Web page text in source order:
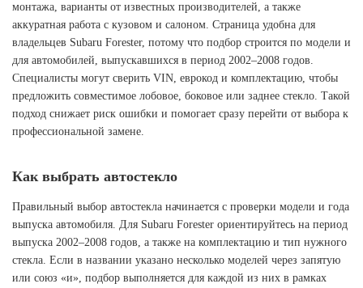
монтажа, варианты от известных производителей, а также
аккуратная работа с кузовом и салоном. Страница удобна для
владельцев Subaru Forester, потому что подбор строится по модели и
для автомобилей, выпускавшихся в период 2002–2008 годов.
Специалисты могут сверить VIN, еврокод и комплектацию, чтобы
предложить совместимое лобовое, боковое или заднее стекло. Такой
подход снижает риск ошибки и помогает сразу перейти от выбора к
профессиональной замене.
Как выбрать автостекло
Правильный выбор автостекла начинается с проверки модели и года
выпуска автомобиля. Для Subaru Forester ориентируйтесь на период
выпуска 2002–2008 годов, а также на комплектацию и тип нужного
стекла. Если в названии указано несколько моделей через запятую
или союз «и», подбор выполняется для каждой из них в рамках